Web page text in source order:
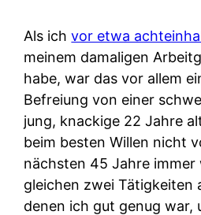
Als ichvor etwa
meinem damaligen
habe, war das vor allem
Befreiung von einer
jung, knackige 22 Jahre
beim besten Willen nicht
nächsten 45 Jahre immer
gleichen zwei Tätigkeiten
denen ich gut genug war,